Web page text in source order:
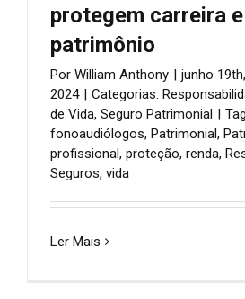
protegem carreira e
patrimônio
Por William Anthony | junho 19th,
2024 | Categorias:
de Vida, Seguro Patrimonial |
fonoaudiólogos, Patrimonial,
profissional, proteção, renda,
Seguros, vida
Ler Mais